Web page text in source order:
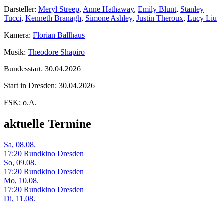
Darsteller: Meryl Streep, Anne Hathaway, Emily Blunt, Stanley
Tucci, Kenneth Branagh, Simone Ashley, Justin Theroux, Lucy Liu
Kamera: Florian Ballhaus
Musik: Theodore Shapiro
Bundesstart: 30.04.2026
Start in Dresden: 30.04.2026
FSK: o.A.
aktuelle Termine
Sa, 08.08.
17:20 Rundkino Dresden
So, 09.08.
17:20 Rundkino Dresden
Mo, 10.08.
17:20 Rundkino Dresden
Di, 11.08.